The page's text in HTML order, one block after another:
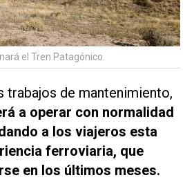
el Tren Patagónico.
trabajos de mantenimiento,
a operar con normalidad
a los viajeros esta
ferroviaria, que
en los últimos meses.